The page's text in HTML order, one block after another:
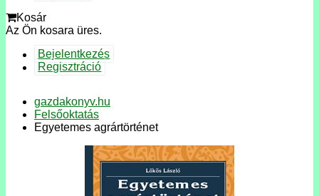
Kosár
Az Ön kosara üres.
Bejelentkezés
Regisztráció
gazdakonyv.hu
Felsőoktatás
Egyetemes agrártörténet